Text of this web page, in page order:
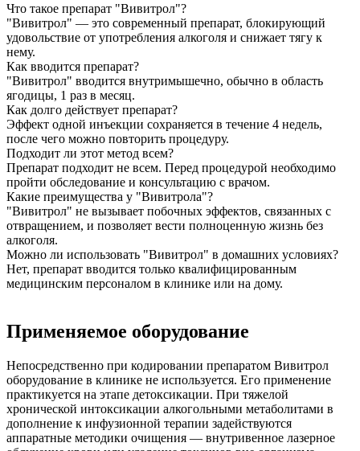
Что такое препарат "Вивитрол"?
"Вивитрол" — это современный препарат, блокирующий
удовольствие от употребления алкоголя и снижает тягу к
нему.
Как вводится препарат?
"Вивитрол" вводится внутримышечно, обычно в область
ягодицы, 1 раз в месяц.
Как долго действует препарат?
Эффект одной инъекции сохраняется в течение 4 недель,
после чего можно повторить процедуру.
Подходит ли этот метод всем?
Препарат подходит не всем. Перед процедурой необходимо
пройти обследование и консультацию с врачом.
Какие преимущества у "Вивитрола"?
"Вивитрол" не вызывает побочных эффектов, связанных с
отвращением, и позволяет вести полноценную жизнь без
алкоголя.
Можно ли использовать "Вивитрол" в домашних условиях?
Нет, препарат вводится только квалифицированным
медицинским персоналом в клинике или на дому.
Применяемое оборудование
Непосредственно при кодировании препаратом Вивитрол
оборудование в клинике не используется. Его применение
практикуется на этапе детоксикации. При тяжелой
хронической интоксикации алкогольными метаболитами в
дополнение к инфузионной терапии задействуются
аппаратные методики очищения — внутривенное лазерное